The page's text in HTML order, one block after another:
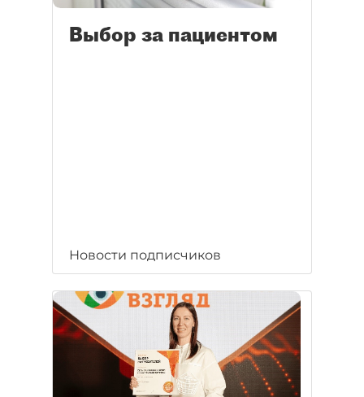
Выбор за пациентом
Новости подписчиков